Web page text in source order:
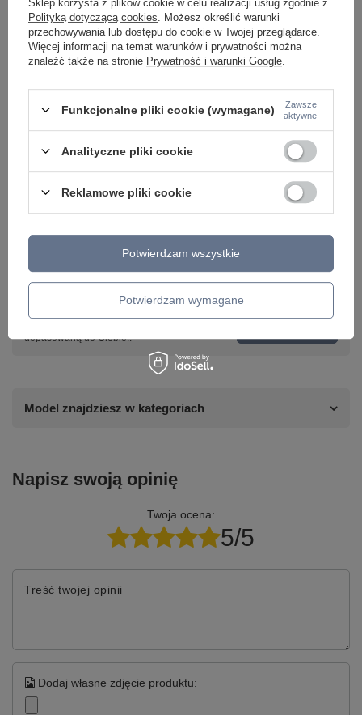
6661
99,00 zł / szt.
Lighting 4264
425,00 zł /
Potrzebujesz pomocy? Masz pytania lub
chcesz lepszą cenę?
Napisz do nas - doradzimy, odpowiemy
dopasowaną do Ciebie..
Model znajdziesz w kategoriach
Napisz swoją opinię
Twoja ocena:
5/5
Treść twojej opinii
Dodaj własne zdjęcie produktu:
Sklep korzysta z plików cookie w celu realizacji usług zgodnie z
Polityką dotyczącą cookies . Możesz określić warunki
przechowywania lub dostępu do cookie w Twojej przeglądarce.
Więcej informacji na temat warunków i prywatności można
znaleźć także na stronie Prywatność i warunki Google
Funkcjonalne pliki cookie (wymagane)
Zawsze
aktywne
Analityczne pliki cookie
Reklamowe pliki cookie
Potwierdzam wymagane
Potwierdzam wszystkie